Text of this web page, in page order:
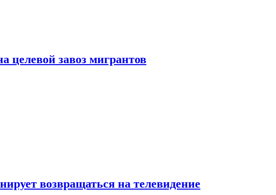
целевой завоз мигрантов
возвращаться на телевидение